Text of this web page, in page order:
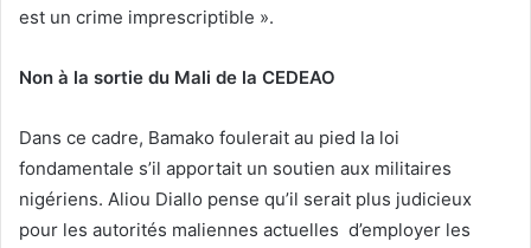
est un crime imprescriptible ».
Non à la sortie du Mali de la CEDEAO
Dans ce cadre, Bamako foulerait au pied la loi
fondamentale s’il apportait un soutien aux militaires
nigériens. Aliou Diallo pense qu’il serait plus judicieux
pour les autorités maliennes actuelles d’employer les